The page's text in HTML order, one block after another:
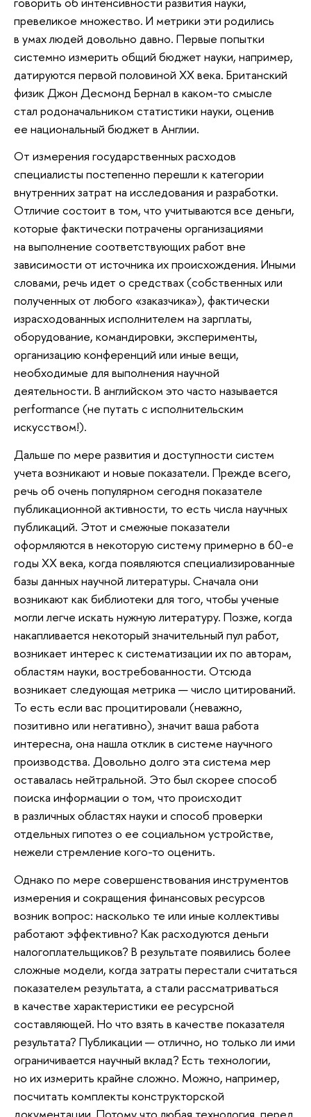
превеликое множество. И метрики эти родились
в умах людей довольно давно. Первые попытки
системно измерить общий бюджет науки, например,
датируются первой половиной XX века. Британский
физик Джон Десмонд Бернал в каком-то смысле
стал родоначальником статистики науки, оценив
ее национальный бюджет в Англии.
От измерения государственных расходов
специалисты постепенно перешли к категории
внутренних затрат на исследования и разработки.
Отличие состоит в том, что учитываются все деньги,
которые фактически потрачены организациями
на выполнение соответствующих работ вне
зависимости от источника их происхождения. Иными
словами, речь идет о средствах (собственных или
полученных от любого «заказчика»), фактически
израсходованных исполнителем на зарплаты,
оборудование, командировки, эксперименты,
организацию конференций или иные вещи,
необходимые для выполнения научной
деятельности. В английском это часто называется
performance (не путать с исполнительским
искусством!).
Дальше по мере развития и доступности систем
учета возникают и новые показатели. Прежде всего,
речь об очень популярном сегодня показателе
публикационной активности, то есть числа научных
публикаций. Этот и смежные показатели
оформляются в некоторую систему примерно в 60-е
годы XX века, когда появляются специализированные
базы данных научной литературы. Сначала они
возникают как библиотеки для того, чтобы ученые
могли легче искать нужную литературу. Позже, когда
накапливается некоторый значительный пул работ,
возникает интерес к систематизации их по авторам,
областям науки, востребованности. Отсюда
возникает следующая метрика — число цитирований.
То есть если вас процитировали (неважно,
позитивно или негативно), значит ваша работа
интересна, она нашла отклик в системе научного
производства. Довольно долго эта система мер
оставалась нейтральной. Это был скорее способ
поиска информации о том, что происходит
в различных областях науки и способ проверки
отдельных гипотез о ее социальном устройстве,
нежели стремление кого-то оценить.
Однако по мере совершенствования инструментов
измерения и сокращения финансовых ресурсов
возник вопрос: насколько те или иные коллективы
работают эффективно? Как расходуются деньги
налогоплательщиков? В результате появились более
сложные модели, когда затраты перестали считаться
показателем результата, а стали рассматриваться
в качестве характеристики ее ресурсной
составляющей. Но что взять в качестве показателя
результата? Публикации — отлично, но только ли ими
ограничивается научный вклад? Есть технологии,
но их измерить крайне сложно. Можно, например,
посчитать комплекты конструкторской
документации. Потому что любая технология, перед